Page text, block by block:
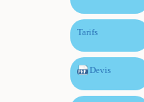
Tarifs
Devis